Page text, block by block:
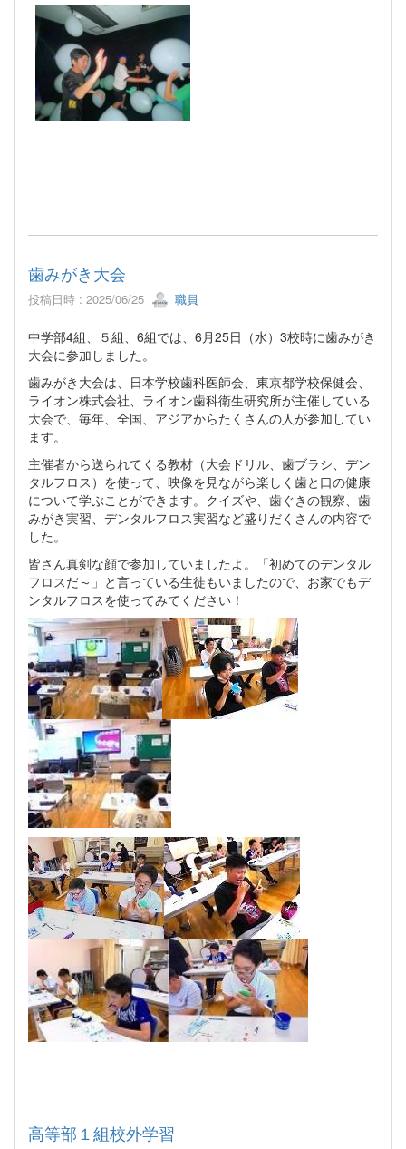
歯みがき大会
投稿日時 : 2025/06/25 職員
中学部4組、５組、6組では、6月25日（水）3校時に歯みがき
大会に参加しました。
歯みがき大会は、日本学校歯科医師会、東京都学校保健会、
ライオン株式会社、ライオン歯科衛生研究所が主催している
大会で、毎年、全国、アジアからたくさんの人が参加してい
ます。
主催者から送られてくる教材（大会ドリル、歯ブラシ、デン
タルフロス）を使って、映像を見ながら楽しく歯と口の健康
について学ぶことができます。クイズや、歯ぐきの観察、歯
みがき実習、デンタルフロス実習など盛りだくさんの内容で
した。
皆さん真剣な顔で参加していましたよ。「初めてのデンタル
フロスだ～」と言っている生徒もいましたので、お家でもデ
ンタルフロスを使ってみてください！
高等部１組校外学習